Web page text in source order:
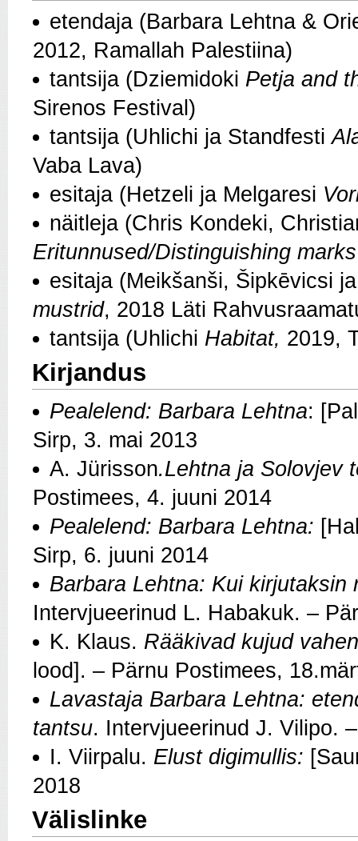
etendaja (Barbara Lehtna &
2012, Ramallah Palestiina)
tantsija (Dziemidoki Petja and
Sirenos Festival)
tantsija (Uhlichi ja Standfesti
Vaba Lava)
esitaja (Hetzeli ja Melgaresi
näitleja (Chris Kondeki,
Eritunnused/Distinguishing marks
esitaja (Meikšanši, Šipkēvicsi
mustrid, 2018 Läti
tantsija (Uhlichi Habitat, 2019,
Kirjandus
Pealelend: Barbara Lehtna:
Sirp, 3. mai 2013
A. Jürisson.Lehtna ja Solovjev
Postimees, 4. juuni 2014
Pealelend: Barbara Lehtna:
Sirp, 6. juuni 2014
Barbara Lehtna: Kui kirjutaksin
Intervjueerinud L. Habakuk. –
K. Klaus. Rääkivad kujud
lood]. – Pärnu Postimees,
Lavastaja Barbara Lehtna:
tantsu. Intervjueerinud J. Vilipo.
I. Viirpalu. Elust digimullis:
2018
Välislinke